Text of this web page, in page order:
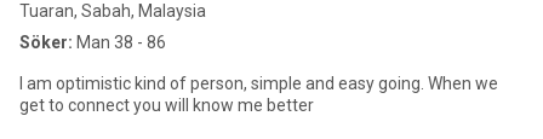
Tuaran, Sabah, Malaysia
Söker: Man 38 - 86
I am optimistic kind of person, simple and easy going. When we
get to connect you will know me better